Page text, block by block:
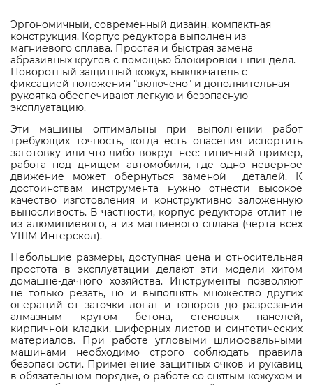
Эргономичный, современный дизайн, компактная
конструкция. Корпус редуктора выполнен из
магниевого сплава. Простая и быстрая замена
абразивных кругов с помощью блокировки шпинделя.
Поворотный защитный кожух, выключатель с
фиксацией положения "включено" и дополнительная
рукоятка обеспечивают легкую и безопасную
эксплуатацию.
Эти машины оптимальны при выполнении работ
требующих точность, когда есть опасения испортить
заготовку или что-либо вокруг нее: типичный пример,
работа под днищем автомобиля, где одно неверное
движение может обернуться заменой деталей. К
достоинствам инструмента нужно отнести высокое
качество изготовления и конструктивно заложенную
выносливость. В частности, корпус редуктора отлит не
из алюминиевого, а из магниевого сплава (черта всех
УШМ Интерскол).
Небольшие размеры, доступная цена и относительная
простота в эксплуатации делают эти модели хитом
домашне-дачного хозяйства. Инструменты позволяют
не только резать, но и выполнять множество других
операций от заточки лопат и топоров до разрезания
алмазным кругом бетона, стеновых панелей,
кирпичной кладки, шиферных листов и синтетических
материалов. При работе угловыми шлифовальными
машинами необходимо строго соблюдать правила
безопасности. Применение защитных очков и рукавиц
в обязательном порядке, о работе со снятым кожухом и